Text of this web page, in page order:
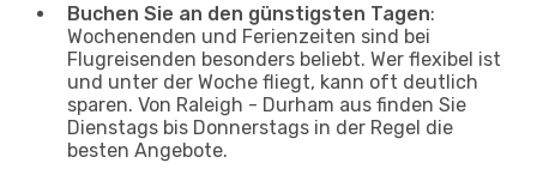
Buchen Sie an den günstigsten Tagen:
Wochenenden und Ferienzeiten sind bei
Flugreisenden besonders beliebt. Wer flexibel ist
und unter der Woche fliegt, kann oft deutlich
sparen. Von Raleigh - Durham aus finden Sie
Dienstags bis Donnerstags in der Regel die
besten Angebote.